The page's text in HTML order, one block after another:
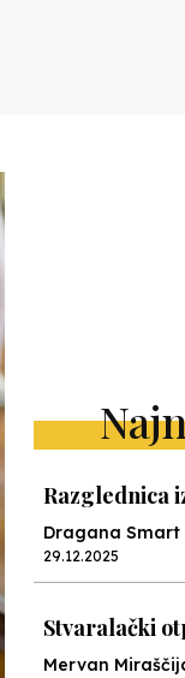
Razglednica
Dragana Smart
29.12.2025
Stvaralački
Mervan